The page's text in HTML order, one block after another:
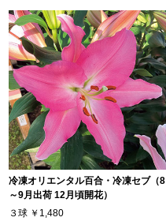
冷凍オリエンタル百合・冷凍セブ（8
～9月出荷 12月頃開花）
３球 ￥1,480